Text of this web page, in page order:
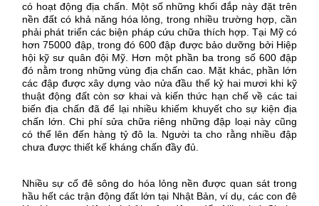
có hoạt động địa chấn. Một số những khối đắp này đặt trên
nền đất có khả năng hóa lỏng, trong nhiều trường hợp, cần
phải phát triển các biện pháp cứu chữa thích hợp Tại Mỹ có
hơn 75000 đập, trong đó 600 đập được bảo dưỡng bởi Hiệp
hội kỹ sư quân đội Mỹ. Hơn một phần ba trong số 600 đập
đó nằm trong những vùng địa chấn cao. Mặt khác, phần lớn
các đập được xây dựng vào nửa đầu thế kỷ hai mươi khi kỹ
thuật động đất còn sơ khai và kiến thức hạn chế về các tai
biến địa chấn đã để lại nhiều khiếm khuyết cho sự kiện địa
chấn lớn. Chi phí sửa chữa riêng những đập loại này cũng
có thể lên đến hàng tỷ đô la. Người ta cho rằng nhiều đập
chưa được thiết kế kháng chấn đầy đủ.
Nhiều sự cố đê sông do hóa lỏng nền được quan sát trong
hầu hết các trận động đất lớn tại Nhật Bản, ví dụ, các con đê